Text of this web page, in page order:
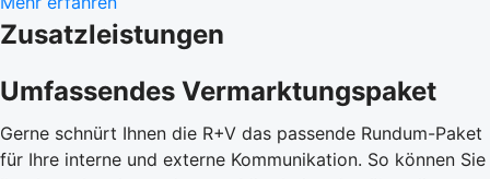
Zusatzleistungen
Umfassendes Vermarktungspaket
Gerne schnürt Ihnen die R+V das passende Rundum-Paket
für Ihre interne und externe Kommunikation. So können Sie